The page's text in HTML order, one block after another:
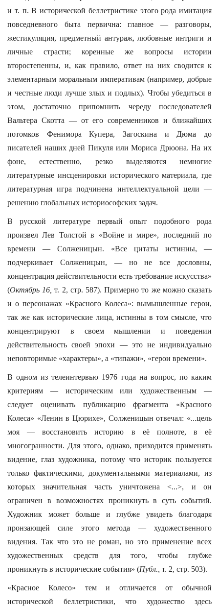
и т. п. В исторической беллетристике этого рода имитация
повседневного быта первична: главное — разговоры,
жестикуляция, предметный антураж, любовные интриги и
личные страсти; коренные же вопросы истории
второстепенны, и, как правило, ответ на них сводится к
элементарным моральным императивам (например, добрые
и честные люди лучше злых и подлых). Чтобы убедиться в
этом, достаточно припомнить череду последователей
Вальтера Скотта — от его современников и ближайших
потомков Фенимора Купера, Загоскина и Дюма до
писателей наших дней Пикуля или Мориса Дрюона. На их
фоне, естественно, резко выделяются немногие
литературные инсценировки исторического материала, где
литературная игра подчинена интеллектуальной цели —
решению глобальных историософских задач.
В русской литературе первый опыт подобного рода
произвел Лев Толстой в «Войне и мире», последний по
времени — Солженицын. «Все цитаты истинны, —
подчеркивает Солженицын, — но не все дословны,
концентрация действительности есть требование искусства»
(Октябрь 16, т. 2, стр. 587). Примерно то же можно сказать
и о персонажах «Красного Колеса»: вымышленные герои,
так же как исторические лица, истинны в том смысле, что
концентрируют в своем мышлении и поведении
действительность своей эпохи — это не индивидуально
неповторимые «характеры», а «типажи», «герои времени».
В одном из телеинтервью 1976 года на вопрос, по каким
критериям — историческим или художественным —
следует оценивать публикацию фрагмента «Красного
Колеса» «Ленин в Цюрихе», Солженицын отвечал: «...цель
моя — восстановить историю в её полноте, в её
многогранности. Для этого, однако, приходится применять
видение, глаз художника, потому что историк пользуется
только фактическими, документальными материалами, из
которых значительная часть уничтожена <...>, и он
ограничен в возможностях проникнуть в суть событий.
Художник может больше и глубже увидеть благодаря
пронзающей силе этого метода — художественного
видения. Так что это не роман, но это применение всех
художественных средств для того, чтобы глубже
проникнуть в исторические события» (Публ., т. 2, стр. 503).
«Красное Колесо» тем и отличается от обычной
исторической беллетристики, что художество здесь